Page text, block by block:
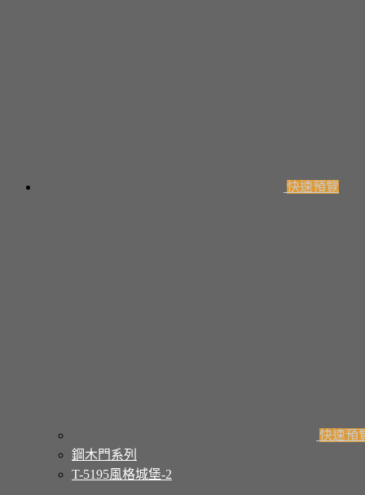
快速預覽
快速預
鋼木門系列
T-5195風格城堡-2